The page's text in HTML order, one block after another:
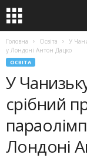
Головна Освіта
У
у Лондоні Антон Дацко
ОСВІТА
У
срібний
Лондоні